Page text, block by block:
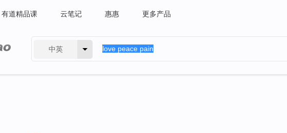
有道精品课 云笔记 惠惠 更多产品
中英